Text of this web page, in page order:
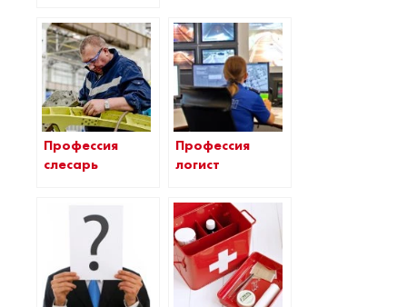
Профессия
слесарь
Профессия
логист